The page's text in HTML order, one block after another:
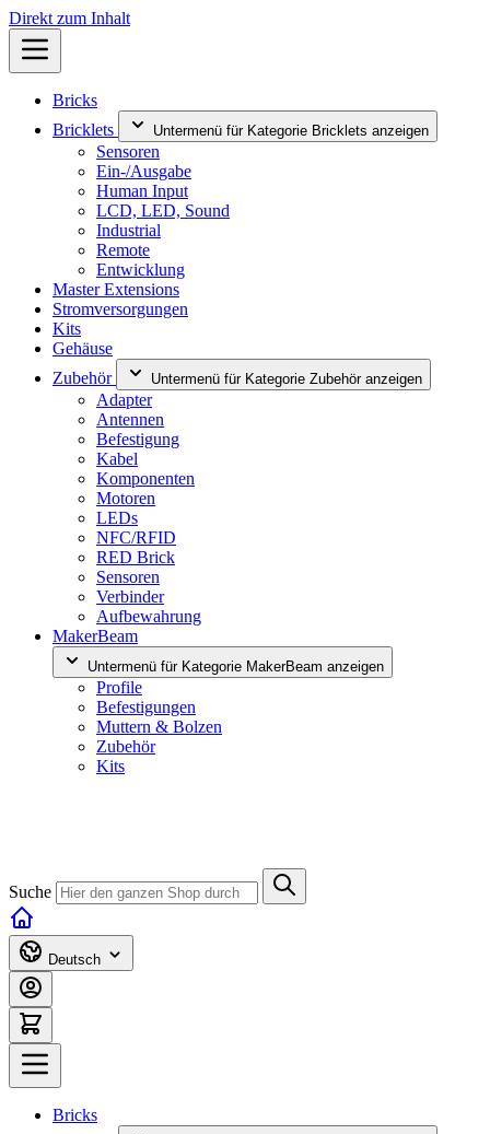
Direkt zum Inhalt
Bricks
Bricklets
Untermenü für Kategorie Bricklets anzeigen
Sensoren
Ein-/Ausgabe
Human Input
LCD, LED, Sound
Industrial
Remote
Entwicklung
Master Extensions
Stromversorgungen
Kits
Gehäuse
Zubehör
Untermenü für Kategorie Zubehör anzeigen
Adapter
Antennen
Befestigung
Kabel
Komponenten
Motoren
LEDs
NFC/RFID
RED Brick
Sensoren
Verbinder
Aufbewahrung
MakerBeam
Untermenü für Kategorie MakerBeam anzeigen
Profile
Befestigungen
Muttern & Bolzen
Zubehör
Kits
Suche
Deutsch
Bricks